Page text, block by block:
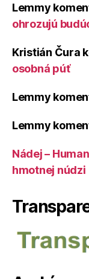
Lemmy
ohrozujú
Kristián Čura
osobná púť
Lemmy
Lemmy
Nádej –
hmotnej núdzi